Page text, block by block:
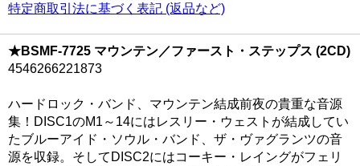
特定商取引法に基づく表記 (返品など)
★BSMF-7725 マウンテン／ファースト・ステップス (2CD)
4546266221873
ハードロック・バンド、マウンテン結成前夜の貴重な音源
集！DISC1のM1～14にはレスリー・ウェストが結成してい
たブルーアイド・ソウル・バンド、ザ・ヴァグランツの音
源を収録。そしてDISC2にはコーキー・レイングがフェリ